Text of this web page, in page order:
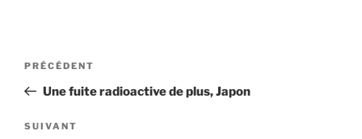
Navigation
l’article
Article
précédent
PRÉCÉDENT
Une fuite radioactive de plus, Japon
Article
SUIVANT